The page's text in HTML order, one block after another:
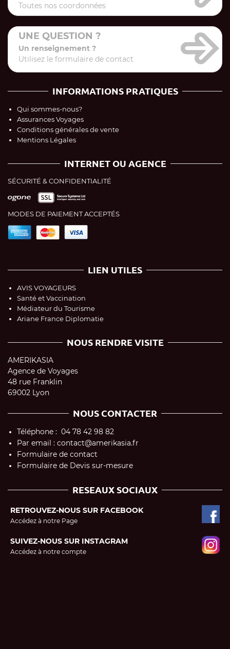
Toutes nos coordonnées
UNE QUESTION ?
Un renseignement ?
Utilisez le formulaire de contact
INFORMATIONS PRATIQUES
Qui sommes-nous?
Assurances Voyages
Conditions générales de vente
Mentions Légales
INTERNET OU AGENCE
SÉCURITÉ & CONFIDENTIALITÉ
MODES DE PAIEMENT ACCEPTÉS
LIEN UTILES
AVIS VOYAGEURS
Santé et Vaccination
Médiateur du Tourisme
Ariane France Diplomatie
NOUS RENDRE VISITE
AMERIKASIA
Agence de Voyages
48 rue Franklin
69002 Lyon
NOUS CONTACTER
Téléphone : 04 78 42 98 82
Par email : contact@amerikasia.fr
Formulaire de contact
Formulaire de Devis sur-mesure
RESEAUX SOCIAUX
RETROUVEZ-NOUS SUR FACEBOOK
Accédez à notre Page
SUIVEZ-NOUS SUR INSTAGRAM
Accédez à notre compte